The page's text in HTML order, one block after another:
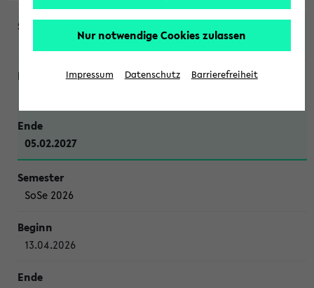
WiSe 2026/2027
05.02.2027
SoSe 2026
13.04.2026
Nur notwendige Cookies zulassen
Impressum Datenschutz Barrierefreiheit